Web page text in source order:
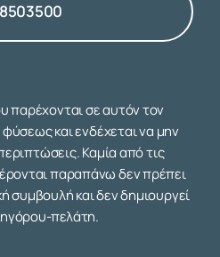
παρέχονται σε αυτόν τον
φύσεως και ενδέχεται να μην
Καμία από τις
παραπάνω δεν πρέπει
συμβουλή και δεν δημιουργεί
πελάτη.